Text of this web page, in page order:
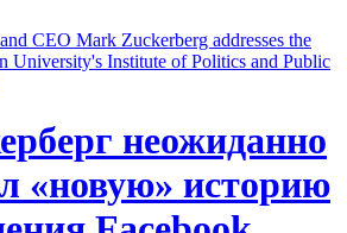
неожиданно
«новую» историю